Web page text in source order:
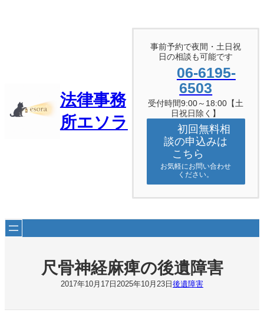
法律事務
所エソラ
事前予約で夜間・土日祝
日の相談も可能です
06-6195-
6503
受付時間9:00～18:00【土
日祝日除く】
初回無料相
談の申込みは
こちら
お気軽にお問い合わせ
ください。
尺骨神経麻痺の後遺障害
2017年10月17日 2025年10月23日 後遺障害